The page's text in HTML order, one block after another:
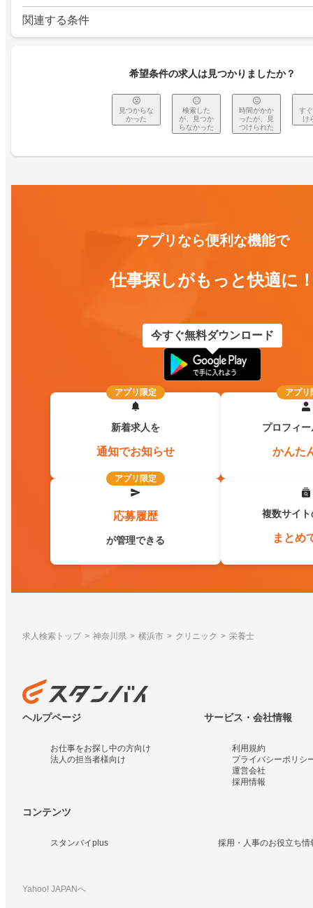
関連する条件
希望条件の求人は見つかりましたか？
見つからな
かった
検索した
が、見つか
らなかった
時間がかか
ったが、見
つけられた
す
け
アプリなら便利な機能で
仕事探しがもっと快適に
今すぐ無料ダウンロード
アプリ限定
新着求人を
通知でお知らせ
アプリ
プロフィ
かんた
アプリ限定
応募履歴
が管理できる
複数サイ
まとめ
求人検索トップ 神奈川県 横浜市 クリニック 栄養士
ヘルプページ
お仕事をお探し中の方向け
法人の担当者様向け
サービス・会社情報
利用規約
プライバシーポリシ
運営会社
採用情報
コンテンツ
スタンバイplus 採用・人事のお役立ち情
Yahoo! JAPANへ